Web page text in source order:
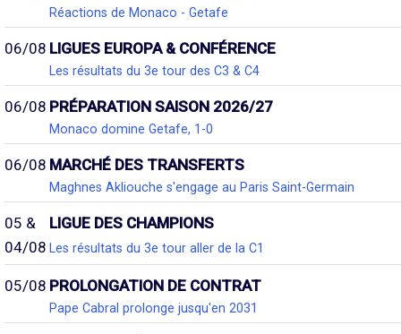
Réactions de Monaco - Getafe
06/08 LIGUES EUROPA & CONFÉRENCE
Les résultats du 3e tour des C3 & C4
06/08 PRÉPARATION SAISON 2026/27
Monaco domine Getafe, 1-0
06/08 MARCHÉ DES TRANSFERTS
Maghnes Akliouche s'engage au Paris Saint-Germain
05 &
04/08
LIGUE DES CHAMPIONS
Les résultats du 3e tour aller de la C1
05/08 PROLONGATION DE CONTRAT
Pape Cabral prolonge jusqu'en 2031